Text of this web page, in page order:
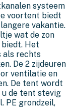
systeem
voortent biedt
vakantie.
wat de zon
biedt. Het
als rechts
De 2 zijdeuren
ventilatie en
De tent wordt
u de tent stevig
PE grondzeil,